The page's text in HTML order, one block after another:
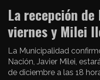
La recepción de
viernes y Milei
La Municipalidad
Nación, Javier Milei,
de diciembre a las 18